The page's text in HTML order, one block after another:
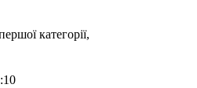
категорії,